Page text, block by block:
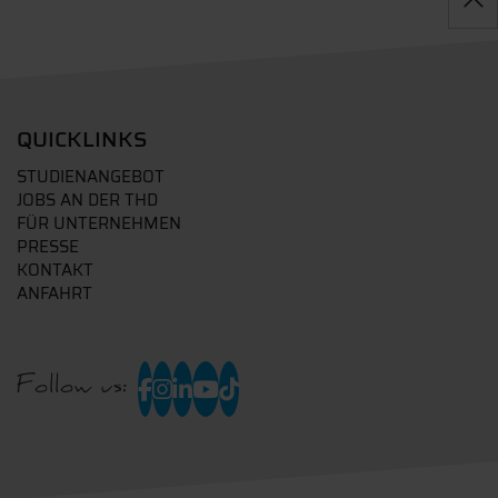
QUICKLINKS
STUDIENANGEBOT
JOBS AN DER THD
FÜR UNTERNEHMEN
PRESSE
KONTAKT
ANFAHRT
Follow us: